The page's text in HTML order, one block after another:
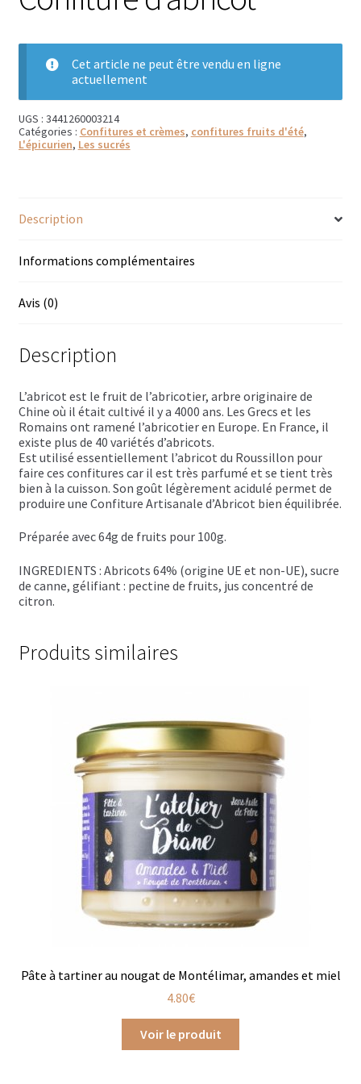
Petites bougies Durance
Bougies parfumées Woodwick
Diffuseurs de parfum
Salle de bain
Savons solides et liquides
Trousses de toilette
Boissons alcoolisées
Bières régionales
Coffrets boissons alcoolisées
Vodkas
Chutneys, confits et crèmes
Coffrets à offrir
Coffrets épicés
Coffrets de gourmandises salées
Coffrets aides culinaires
Coffrets de gourmandises sucrées
Thés, cafés et infusions à offrir
Cet article ne peut être vendu en ligne
actuellement
UGS : 3441260003214
Catégories : Confitures et crèmes, confitures fruits d'été,
L'épicurien, Les sucrés
Description
Informations complémentaires
Avis (0)
Description
L’abricot est le fruit de l’abricotier, arbre originaire de
Chine où il était cultivé il y a 4000 ans. Les Grecs et les
Romains ont ramené l’abricotier en Europe. En France, il
existe plus de 40 variétés d’abricots.
Est utilisé essentiellement l’abricot du Roussillon pour
faire ces confitures car il est très parfumé et se tient très
bien à la cuisson. Son goût légèrement acidulé permet de
produire une Confiture Artisanale d’Abricot bien équilibrée.
Préparée avec 64g de fruits pour 100g.
INGREDIENTS : Abricots 64% (origine UE et non-UE), sucre
de canne, gélifiant : pectine de fruits, jus concentré de
citron.
Produits similaires
Pâte à tartiner au nougat de Montélimar, amandes et miel
4.80€
Voir le produit